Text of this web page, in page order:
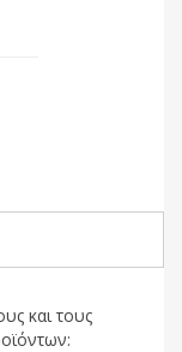
και τους